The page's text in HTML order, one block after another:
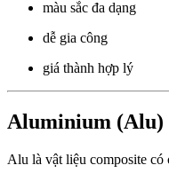
màu sắc đa dạng
dễ gia công
giá thành hợp lý
Aluminium (Alu)
Alu là vật liệu composite có